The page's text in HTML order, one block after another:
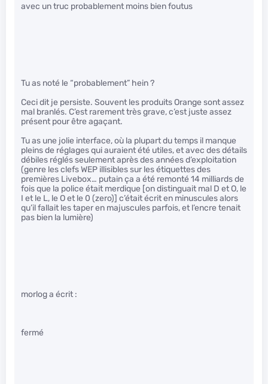
avec un truc probablement moins bien foutus
Tu as noté le “probablement” hein ?
Ceci dit je persiste. Souvent les produits Orange sont assez
mal branlés. C’est rarement très grave, c’est juste assez
présent pour être agaçant.
Tu as une jolie interface, où la plupart du temps il manque
pleins de réglages qui auraient été utiles, et avec des détails
débiles réglés seulement après des années d’exploitation
(genre les clefs WEP illisibles sur les étiquettes des
premières Livebox… putain ça a été remonté 14 milliards de
fois que la police était merdique [on distinguait mal D et O, le
I et le L, le O et le 0 (zero)] c’était écrit en minuscules alors
qu’il fallait les taper en majuscules parfois, et l’encre tenait
pas bien la lumière)
morlog a écrit :
fermé